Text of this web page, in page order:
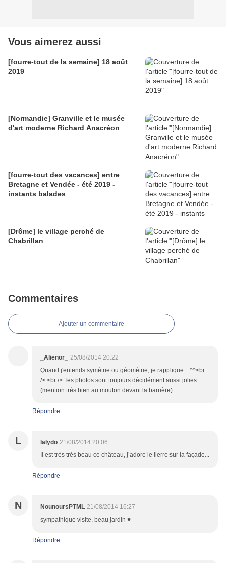
Vous aimerez aussi
[fourre-tout de la semaine] 18 août
2019
[Normandie] Granville et le musée
d'art moderne Richard Anacréon
[fourre-tout des vacances] entre
Bretagne et Vendée - été 2019 -
instants balades
[Drôme] le village perché de
Chabrillan
Commentaires
Ajouter un commentaire
_Alienor_
25/08/2014 20:22
Quand j'entends symétrie ou géométrie, je rapplique... ^^<br
/> <br /> Tes photos sont toujours décidément aussi jolies...
(mention très bien au mouton devant la barrière)
Répondre
L lalydo 21/08/2014 20:06
Il est très très beau ce château, j’adore le lierre sur la façade...
Répondre
N NounoursPTML 21/08/2014 16:27
sympathique visite, beau jardin ♥
Répondre